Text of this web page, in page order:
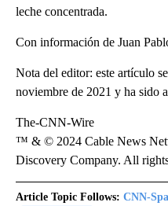
leche concentrada.
Con información de Juan
Nota del editor: este artículo
noviembre de 2021 y ha sido
The-CNN-Wire
™ & © 2024 Cable News
Discovery Company. All
Article Topic Follows: CNN-